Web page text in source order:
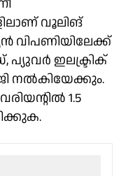
വൂലിങ്
വിപണിയിലേക്ക്
ഇലക്ട്രിക്
നല്‍കിയേക്കും.
1.5